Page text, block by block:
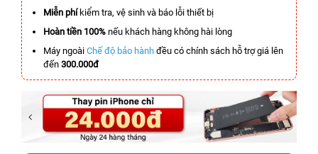
Miễn phíkiểm tra, vệ sinh và báo lỗi thiết bị
Hoàn tiền 100% nếu khách hàng không hài lòng
Máy ngoài Chế độ bảo hành đều có chính sách hỗ trợ giá lên
đến 300.000đ